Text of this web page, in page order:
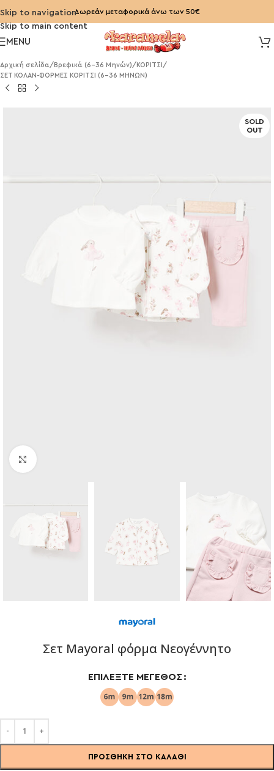
Skip to navigation
Skip to main content
Δωρεάν μεταφορικά άνω των 50€
MENU
Αρχική σελίδα/ Βρεφικά (6-36 Μηνών)/ ΚΟΡΙΤΣΙ /
ΣΕΤ ΚΟΛΑΝ-ΦΟΡΜΕΣ ΚΟΡΙΤΣΙ (6-36 ΜΗΝΩΝ)
SOLD
OUT
Σετ Mayoral φόρμα Νεογέννητο
ΕΠΙΛΈΞΤΕ ΜΈΓΕΘΟΣ
ΠΡΟΣΘΉΚΗ ΣΤΟ ΚΑΛΆΘΙ